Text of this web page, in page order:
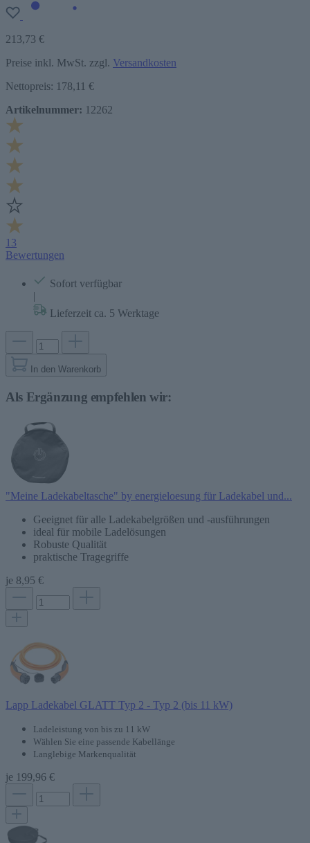
213,73 €
Preise inkl. MwSt. zzgl. Versandkosten
Nettopreis: 178,11 €
Artikelnummer: 12262
13
Bewertungen
Sofort verfügbar
|
Lieferzeit ca. 5 Werktage
In den Warenkorb
Als Ergänzung empfehlen wir:
"Meine Ladekabeltasche" by energieloesung für Ladekabel und...
Geeignet für alle Ladekabelgrößen und -ausführungen
ideal für mobile Ladelösungen
Robuste Qualität
praktische Tragegriffe
je 8,95 €
Lapp Ladekabel GLATT Typ 2 - Typ 2 (bis 11 kW)
Ladeleistung von bis zu 11 kW
Wählen Sie eine passende Kabellänge
Langlebige Markenqualität
je 199,96 €